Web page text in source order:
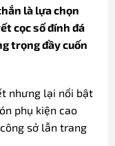
là lựa chọn
cọc số đính đá
trọng đầy cuốn
nhưng lại nổi bật
phụ kiện cao
sở lẫn trang